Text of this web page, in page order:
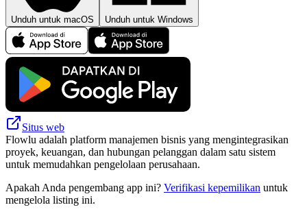
Unduh untuk macOS Unduh untuk Windows
Situs web
Flowlu adalah platform manajemen bisnis yang mengintegrasikan
proyek, keuangan, dan hubungan pelanggan dalam satu sistem
untuk memudahkan pengelolaan perusahaan.
Apakah Anda pengembang app ini? Verifikasi kepemilikan untuk
mengelola listing ini.